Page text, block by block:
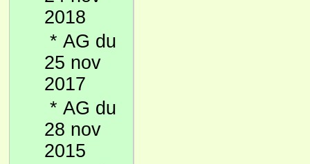
2018
* AG du
25 nov
2017
* AG du
28 nov
2015